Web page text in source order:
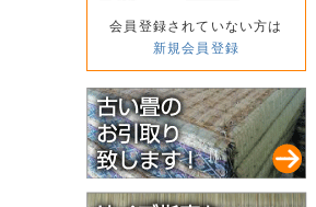
会員登録されていない方は
新規会員登録